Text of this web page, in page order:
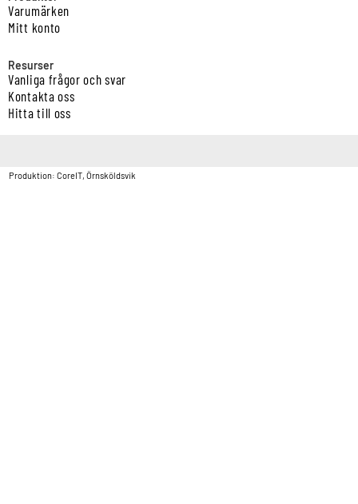
Varumärken
Mitt konto
Resurser
Vanliga frågor och svar
Kontakta oss
Hitta till oss
Produktion: CoreIT, Örnsköldsvik